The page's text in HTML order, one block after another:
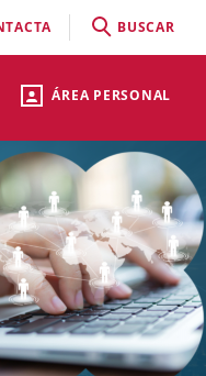
ÁREA PERSONAL
BUSCAR